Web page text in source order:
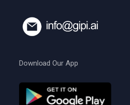
Download Our App